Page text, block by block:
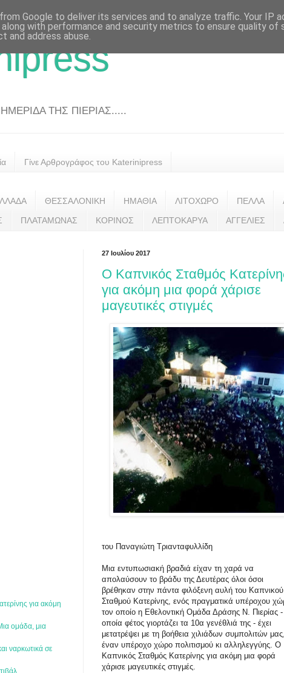
ΤΗΣ ΠΙΕΡΙΑΣ.....
Γίνε Αρθρογράφος του Katerinipress
ΘΕΣΣΑΛΟΝΙΚΗ ΗΜΑΘΙΑ ΛΙΤΟΧΩΡΟ ΠΕΛΛΑ
ΠΛΑΤΑΜΩΝΑΣ ΚΟΡΙΝΟΣ ΛΕΠΤΟΚΑΡΥΑ ΑΓΓΕΛΙΕΣ
27 Ιουλίου 2017
Ο Καπνικός Σταθμός
για ακόμη μια φορά χάρισε
μαγευτικές στιγμές
του Παναγιώτη Τριανταφυλλίδη
Μια εντυπωσιακή βραδιά είχαν τη χαρά να
απολαύσουν το βράδυ της Δευτέρας όλοι όσοι
βρέθηκαν στην πάντα φιλόξενη αυλή του Καπνικού
Σταθμού Κατερίνης, ενός πραγματικά υπέροχου
τον οποίο η Εθελοντική Ομάδα Δράσης Ν. Πιερίας
οποία φέτος γιορτάζει τα 10α γενέθλιά της - έχει
μετατρέψει με τη βοήθεια χιλιάδων συμπολιτών
έναν υπέροχο χώρο πολιτισμού κι αλληλεγγύης. Ο
Καπνικός Σταθμός Κατερίνης για ακόμη μια φορά
χάρισε μαγευτικές στιγμές.
για ακόμη
ομάδα, μια
ναρκωτικά σε
Google to deliver its services and to analyze traffic. Your IP
with performance and security metrics to ensure quality of
and address abuse.